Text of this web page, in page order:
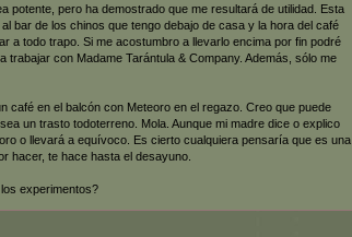
potente, pero ha demostrado que me resultará de utilidad. Esta
bar de los chinos que tengo debajo de casa y la hora del café
a todo trapo. Si me acostumbro a llevarlo encima por fin podré
trabajar con Madame Tarántula & Company. Además, sólo me
café en el balcón con Meteoro en el regazo. Creo que puede
un trasto todoterreno. Mola. Aunque mi madre dice o explico
o llevará a equívoco. Es cierto cualquiera pensaría que es una
hacer, te hace hasta el desayuno.
experimentos?